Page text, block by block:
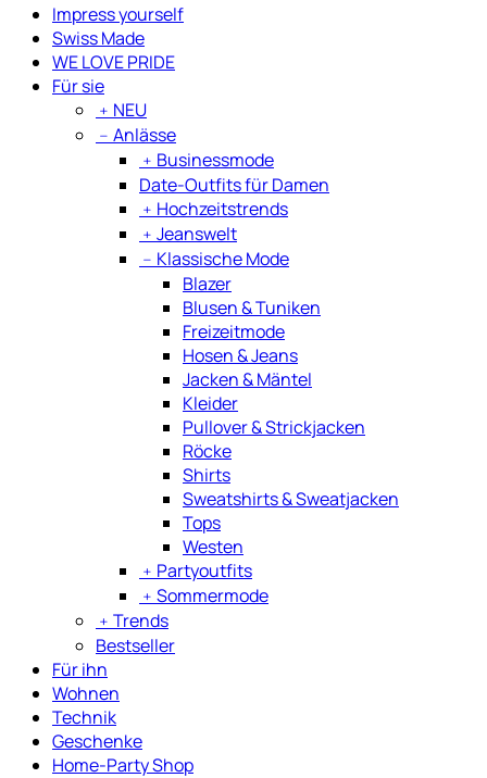
Impress yourself
Swiss Made
WE LOVE PRIDE
Für sie
﹢ NEU
﹣ Anlässe
﹢ Businessmode
Date-Outfits für Damen
﹢ Hochzeitstrends
﹢ Jeanswelt
﹣ Klassische Mode
Blazer
Blusen & Tuniken
Freizeitmode
Hosen & Jeans
Jacken & Mäntel
Kleider
Pullover & Strickjacken
Röcke
Shirts
Sweatshirts & Sweatjacken
Tops
Westen
﹢ Partyoutfits
﹢ Sommermode
﹢ Trends
Bestseller
Für ihn
Wohnen
Technik
Geschenke
Home-Party Shop